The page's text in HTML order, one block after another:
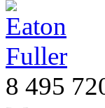
8 495